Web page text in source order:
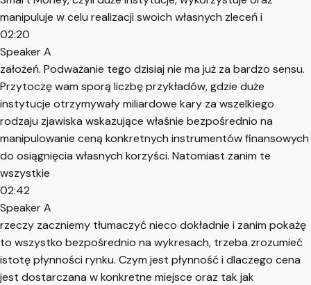
manipuluje w celu realizacji swoich własnych zleceń i
02:20
Speaker A
założeń. Podważanie tego dzisiaj nie ma już za bardzo sensu.
Przytoczę wam sporą liczbę przykładów, gdzie duże
instytucje otrzymywały miliardowe kary za wszelkiego
rodzaju zjawiska wskazujące właśnie bezpośrednio na
manipulowanie ceną konkretnych instrumentów finansowych
do osiągnięcia własnych korzyści. Natomiast zanim te
wszystkie
02:42
Speaker A
rzeczy zaczniemy tłumaczyć nieco dokładnie i zanim pokażę
to wszystko bezpośrednio na wykresach, trzeba zrozumieć
istotę płynności rynku. Czym jest płynność i dlaczego cena
jest dostarczana w konkretne miejsce oraz tak jak